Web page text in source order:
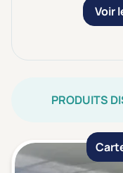
Voir
PRODUITS